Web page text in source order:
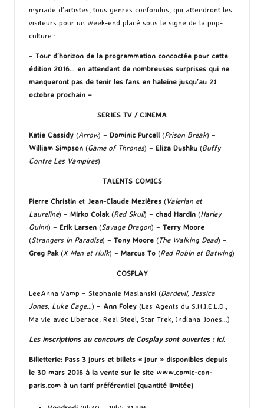
myriade d’artistes, tous genres confondus, qui attendront les
visiteurs pour un week-end placé sous le signe de la pop-
culture :
– Tour d’horizon de la programmation concoctée pour cette
édition 2016… en attendant de nombreuses surprises qui ne
manqueront pas de tenir les fans en haleine jusqu’au 21
octobre prochain –
SERIES TV / CINEMA
Katie Cassidy (Arrow) – Dominic Purcell (Prison Break) –
William Simpson (Game of Thrones) – Eliza Dushku (Buffy
Contre Les Vampires)
TALENTS COMICS
Pierre Christin et Jean-Claude Mezières (Valerian et
Laureline) – Mirko Colak (Red Skull) – chad Hardin (Harley
Quinn) – Erik Larsen (Savage Dragon) – Terry Moore
(Strangers in Paradise) – Tony Moore (The Walking Dead) –
Greg Pak (X Men et Hulk) – Marcus To (Red Robin et Batwing)
COSPLAY
LeeAnna Vamp – Stephanie Maslanski (Dardevil, Jessica
Jones, Luke Cage…) – Ann Foley (Les Agents du S.H.I.E.L.D.,
Ma vie avec Liberace, Real Steel, Star Trek, Indiana Jones…)
Les inscriptions au concours de Cosplay sont ouvertes :ici.
Billetterie: Pass 3 jours et billets « jour » disponibles depuis
le 30 mars 2016 à la vente sur le site www.comic-con-
paris.com à un tarif préférentiel (quantité limitée)